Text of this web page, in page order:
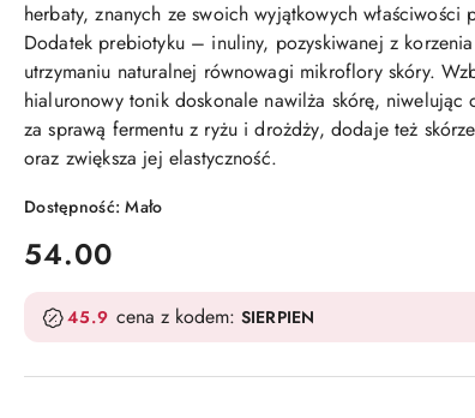
herbaty, znanych ze swoich wyjątkowych właściwości
Dodatek prebiotyku – inuliny, pozyskiwanej z
utrzymaniu naturalnej równowagi mikroflory skóry.
hialuronowy tonik doskonale nawilża skórę, niwelując
za sprawą fermentu z ryżu i drożdży, dodaje też
oraz zwiększa jej elastyczność.
Dostępność:Mało
cena:
54.00
45.9 cena z kodem: SIERPIEN